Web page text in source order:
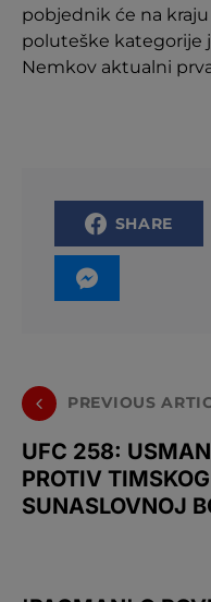
pobjednik će na
poluteške kategorije
Nemkov aktualni
SHARE
PREVIOUS
UFC 258:
PROTIV
SUNASLOVNOJ